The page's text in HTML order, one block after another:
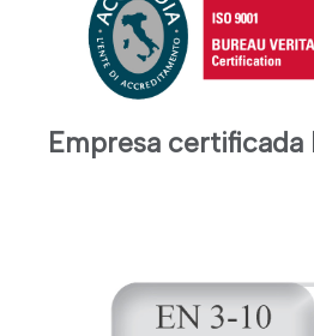
Empresa certificada